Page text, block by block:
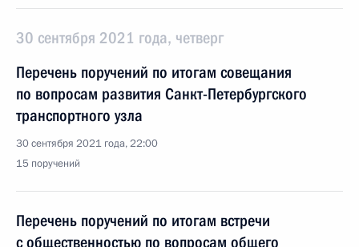
30 сентября 2021 года, четверг
Перечень поручений по итогам совещания
по вопросам развития Санкт-Петербургского
транспортного узла
30 сентября 2021 года, 22:00
15 поручений
Перечень поручений по итогам встречи
с общественностью по вопросам общего